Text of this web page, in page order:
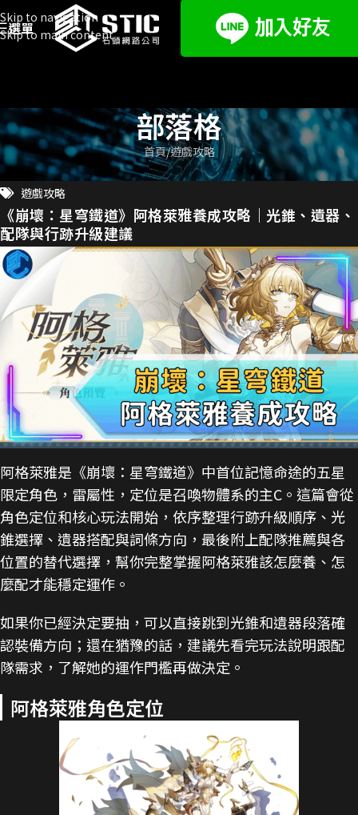
Skip to navigation
Skip to main content
選單
部落格
首頁 遊戲攻略
遊戲攻略
《崩壞：星穹鐵道》阿格萊雅養成攻略｜光錐、遺器、
配隊與行跡升級建議
阿格萊雅是《崩壞：星穹鐵道》中首位記憶命途的五星
限定角色，雷屬性，定位是召喚物體系的主C。這篇會從
角色定位和核心玩法開始，依序整理行跡升級順序、光
錐選擇、遺器搭配與詞條方向，最後附上配隊推薦與各
位置的替代選擇，幫你完整掌握阿格萊雅該怎麼養、怎
麼配才能穩定運作。
如果你已經決定要抽，可以直接跳到光錐和遺器段落確
認裝備方向；還在猶豫的話，建議先看完玩法說明跟配
隊需求，了解她的運作門檻再做決定。
阿格萊雅角色定位